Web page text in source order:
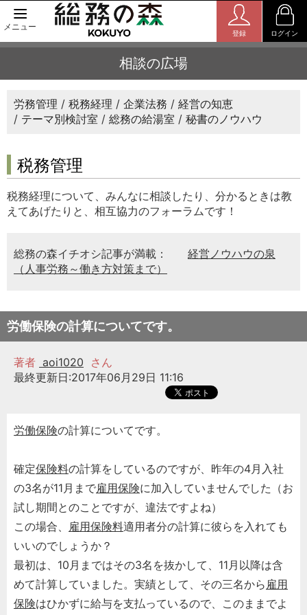
メニュー
登録 ログイン
相談の広場
労務管理 税務経理 企業法務
経営の知恵
テーマ別検討室
総務の給湯室 秘書のノウハウ
税務管理
税務経理について、みんなに相談したり、分かるときは教
えてあげたりと、相互協力のフォーラムです！
総務の森イチオシ記事が満載：
経営ノウハウの泉
（人事労務～働き方対策まで）
労働保険の計算についてです。
著者 aoi1020
さん
最終更新日:2017年06月29日 11:16
労働保険の計算についてです。
確定保険料の計算をしているのですが、昨年の4月入社
の3名が11月まで雇用保険に加入していませんでした（お
試し期間とのことですが、違法ですよね）
この場合、 雇用保険料適用者分の計算に彼らを入れても
いいのでしょうか？
最初は、10月まではその3名を抜かして、11月以降は含
めて計算していました。実績として、その三名から 雇用
保険はひかずに給与を支払っているので、このままでよ